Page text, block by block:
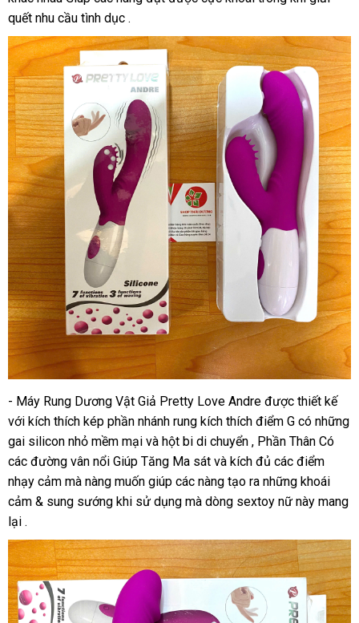
quết nhu cầu tình dục .
- Máy Rung Dương Vật Giả Pretty Love Andre được thiết kế
với kích thích kép phần nhánh rung kích thích điểm G có những
gai silicon nhỏ mềm mại và hột bi di chuyển , Phần Thân Có
các đường vân nổi Giúp Tăng Ma sát và kích đủ các điểm
nhạy cảm mà nàng muốn giúp các nàng tạo ra những khoái
cảm & sung sướng khi sử dụng mà dòng sextoy nữ này mang
lại .